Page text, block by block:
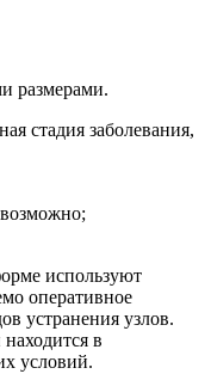
размерами.
стадия заболевания,
используют
оперативное
устранения узлов.
в
условий.